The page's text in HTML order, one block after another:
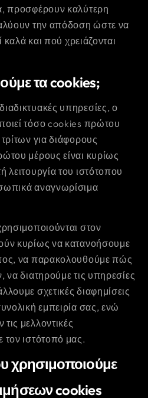
προσφέρουν καλύτερη
την απόδοση ώστε να
καλά και πού χρειάζονται
τα cookies;
υπηρεσίες, ο
τόσο cookies πρώτου
για διάφορους
μέρους είναι κυρίως
λειτουργία του ιστότοπου
αναγνωρίσιμα
στον
κυρίως να κατανοήσουμε
να παρακολουθούμε πώς
να διατηρούμε τις υπηρεσίες
σχετικές διαφημίσεις
εμπειρία σας, ενώ
μελλοντικές
τον ιστότοπό μας.
χρησιμοποιούμε
cookies